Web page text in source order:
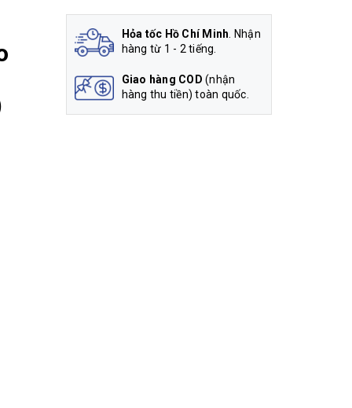
Hỏa tốc Hồ Chí Minh. Nhận
hàng từ 1 - 2 tiếng.
Giao hàng COD (nhận
hàng thu tiền) toàn quốc.